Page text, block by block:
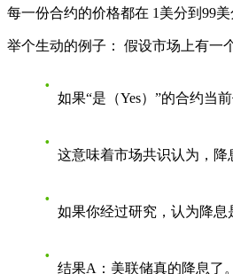
每一份合约的价格都在 1美分到99美
举个生动的例子： 假设市场上有一
如果“是（Yes）”的合约当
这意味着市场共识认为，降
如果你经过研究，认为降息
结果A ：美联储真的降息了